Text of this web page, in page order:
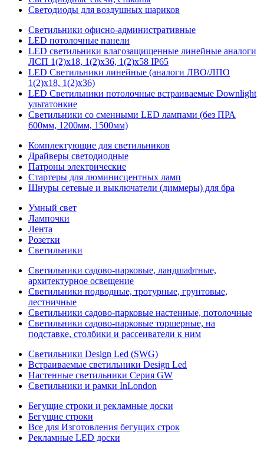
Светодиоды для воздушных шариков
Светильники офисно-административные
LED потолочные панели
LED светильники влагозащищенные линейные аналоги
ЛСП 1(2)х18, 1(2)х36, 1(2)х58 IP65
LED Светильники линейные (аналоги ЛВО/ЛПО
1(2)х18, 1(2)х36)
LED Светильники потолочные встраиваемые Downlight
ультатонкие
Светильники со сменными LED лампами (без ПРА
600мм, 1200мм, 1500мм)
Комплектующие для светильников
Драйверы светодиодные
Патроны электрические
Стартеры для люминисцентных ламп
Шнуры сетевые и выключатели (диммеры) для бра
Умный свет
Лампочки
Лента
Розетки
Светильники
Светильники садово-парковые, ландшафтные,
архитектурное освещение
Светильники подводные, тротурные, грунтовые,
лестничные
Светильники садово-парковые настенные, потолочные
Светильники садово-парковые торшерные, на
подставке, столбики и рассеиватели к ним
Светильники Design Led (SWG)
Встраиваемые светильники Design Led
Настенные светильники Серия GW
Светильники и рамки InLondon
Бегущие строки и рекламные доски
Бегущие строки
Все для Изготовления бегущих строк
Рекламные LED доски